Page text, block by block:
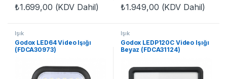
₺1.699,00 (KDV Dahil) ₺1.949,00 (KDV Dahil)
Işık
Godox LED64 Video Işığı
(FDCA30973)
Işık
Godox LEDP120C Video Işığı
Beyaz (FDCA31124)